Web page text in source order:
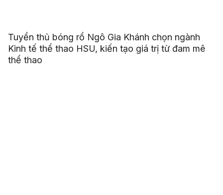
Tuyển thủ bóng rổ Ngô Gia Khánh chọn ngành
Kinh tế thể thao HSU, kiến tạo giá trị từ đam mê
thể thao